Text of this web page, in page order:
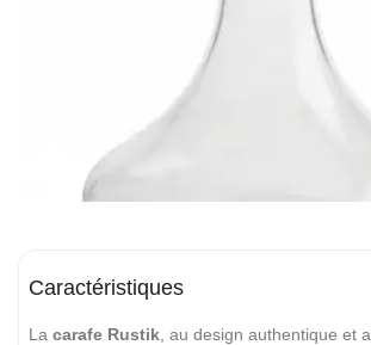
Caractéristiques
La carafe Rustik , au design authentique et